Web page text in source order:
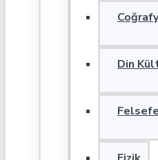
Din
Felsefe